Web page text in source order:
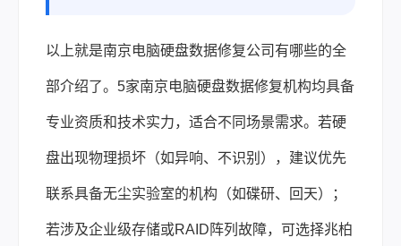
以上就是南京电脑硬盘数据修复公司有哪些的全
部介绍了。5家南京电脑硬盘数据修复机构均具备
专业资质和技术实力，适合不同场景需求。若硬
盘出现物理损坏（如异响、不识别），建议优先
联系具备无尘实验室的机构（如碟研、回天）；
若涉及企业级存储或RAID阵列故障，可选择兆柏